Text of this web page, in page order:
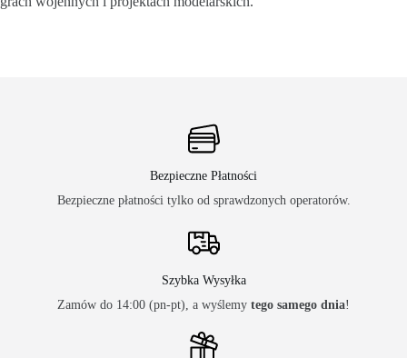
Bezpieczne Płatności
Bezpieczne płatności tylko od sprawdzonych operatorów.
Szybka Wysyłka
Zamów do 14:00 (pn-pt), a wyślemy tego samego dnia!